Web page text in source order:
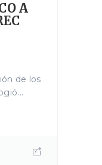
A
de los